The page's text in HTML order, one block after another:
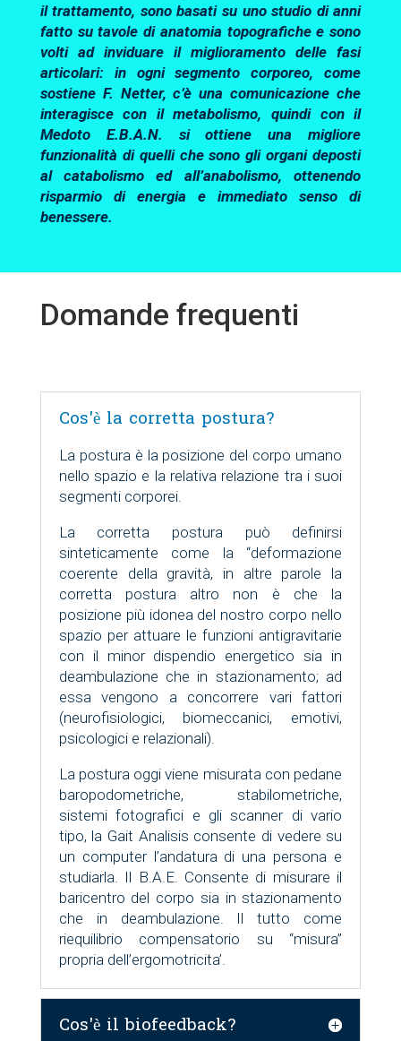
il trattamento, sono basati su uno studio di anni
fatto su tavole di anatomia topografiche e sono
volti ad inviduare il miglioramento delle fasi
articolari: in ogni segmento corporeo, come
sostiene F. Netter, c’è una comunicazione che
interagisce con il metabolismo, quindi con il
Medoto E.B.A.N. si ottiene una migliore
funzionalità di quelli che sono gli organi deposti
al catabolismo ed all’anabolismo, ottenendo
risparmio di energia e immediato senso di
benessere.
Domande frequenti
Cos'è la corretta postura?
La postura è la posizione del corpo umano
nello spazio e la relativa relazione tra i suoi
segmenti corporei.
La corretta postura può definirsi
sinteticamente come la “deformazione
coerente della gravità, in altre parole la
corretta postura altro non è che la
posizione più idonea del nostro corpo nello
spazio per attuare le funzioni antigravitarie
con il minor dispendio energetico sia in
deambulazione che in stazionamento; ad
essa vengono a concorrere vari fattori
(neurofisiologici, biomeccanici, emotivi,
psicologici e relazionali).
La postura oggi viene misurata con pedane
baropodometriche, stabilometriche,
sistemi fotografici e gli scanner di vario
tipo, la Gait Analisis consente di vedere su
un computer l’andatura di una persona e
studiarla. Il B.A.E. Consente di misurare il
baricentro del corpo sia in stazionamento
che in deambulazione. Il tutto come
riequilibrio compensatorio su “misura”
propria dell’ergomotricita’.
Cos'è il biofeedback?